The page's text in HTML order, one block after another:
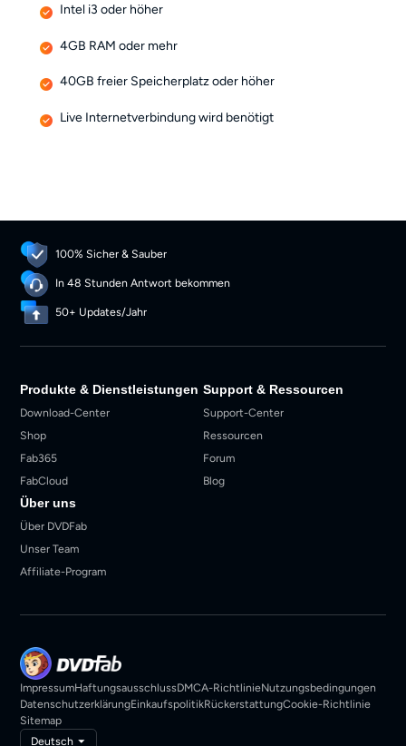
Intel i3 oder höher
4GB RAM oder mehr
40GB freier Speicherplatz oder höher
Live Internetverbindung wird benötigt
100% Sicher & Sauber
In 48 Stunden Antwort bekommen
50+ Updates/Jahr
Produkte & Dienstleistungen
Download-Center
Shop
Fab365
FabCloud
Support & Ressourcen
Support-Center
Ressourcen
Forum
Blog
Über uns
Über DVDFab
Unser Team
Affiliate-Program
ImpressumHaftungsausschlussDMCA-RichtlinieNutzungsbedingungen
DatenschutzerklärungEinkaufspolitikRückerstattungCookie-Richtlinie
Sitemap
Deutsch